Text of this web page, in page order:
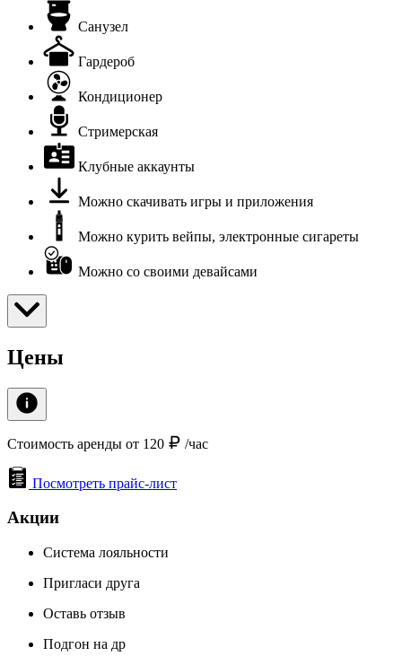
Санузел
Гардероб
Кондиционер
Стримерская
Клубные аккаунты
Можно скачивать игры и приложения
Можно курить вейпы, электронные сигареты
Можно со своими девайсами
Цены
Стоимость аренды от 120 /час
Посмотреть прайс-лист
Акции
Система лояльности
Пригласи друга
Оставь отзыв
Подгон на др